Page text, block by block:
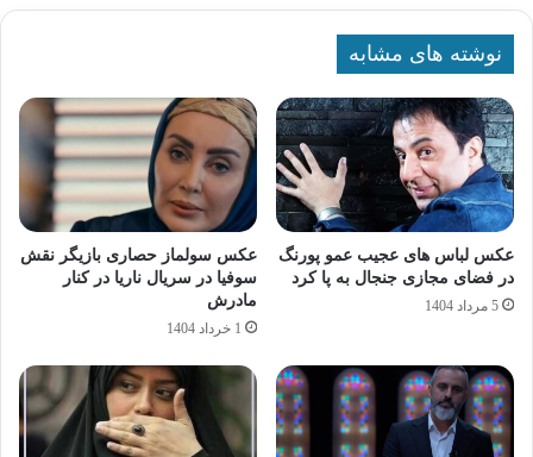
نوشته های مشابه
عکس لباس های عجیب عمو پورنگ
در فضای مجازی جنجال به پا کرد
5 مرداد 1404
عکس سولماز حصاری بازیگر نقش
سوفیا در سریال ناریا در کنار
مادرش
1 خرداد 1404